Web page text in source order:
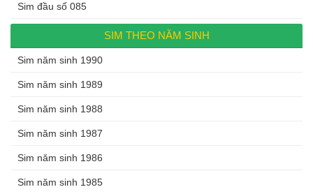
Sim đầu số 085
SIM THEO NĂM SINH
Sim năm sinh 1990
Sim năm sinh 1989
Sim năm sinh 1988
Sim năm sinh 1987
Sim năm sinh 1986
Sim năm sinh 1985